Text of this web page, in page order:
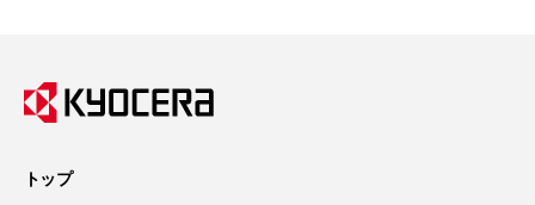
トップ